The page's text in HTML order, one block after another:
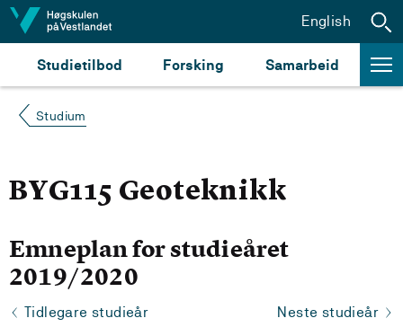
Hopp til innhald
Studietilbod Forsking Samarbeid
English
Studium
BYG115 Geoteknikk
Emneplan for studieåret
2019/2020
Tidlegare studieår Neste studieår